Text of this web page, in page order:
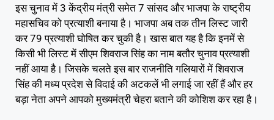
इस चुनाव में 3 केंद्रीय मंत्री समेत 7 सांसद और भाजपा के राष्ट्रीय
महासचिव को प्रत्याशी बनाया है। भाजपा अब तक तीन लिस्ट जारी
कर 79 प्रत्याशी घोषित कर चुकी है। खास बात यह है कि इनमें से
किसी भी लिस्ट में सीएम शिवराज सिंह का नाम बतौर चुनाव प्रत्याशी
नहीं आया है। जिसके चलते इस बार राजनीति गलियारों में शिवराज
सिंह की मध्य प्रदेश से विदाई की अटकलें भी लगाई जा रहीं हैं और हर
बड़ा नेता अपने आपको मुख्यमंत्री चेहरा बताने की कोशिश कर रहा है।